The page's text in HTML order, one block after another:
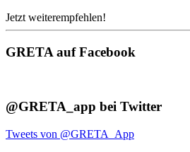
Jetzt weiterempfehlen!
GRETA auf Facebook
@GRETA_app bei Twitter
Tweets von @GRETA_App